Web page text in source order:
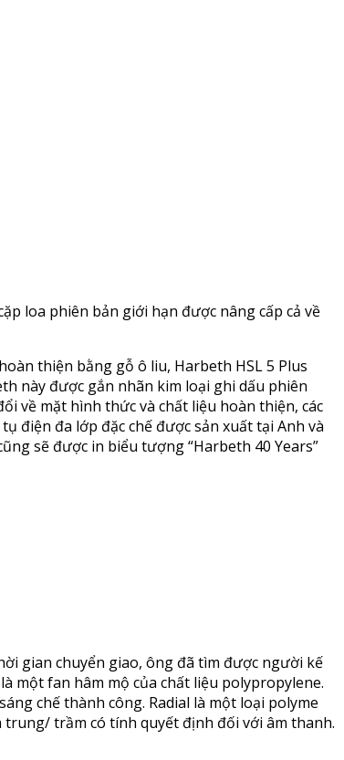
loa phiên bản giới hạn được nâng cấp cả về
thiện bằng gỗ ô liu, Harbeth HSL 5 Plus
này được gắn nhãn kim loại ghi dấu phiên
về mặt hình thức và chất liệu hoàn thiện, các
điện đa lớp đặc chế được sản xuất tại Anh và
sẽ được in biểu tượng “Harbeth 40 Years”
gian chuyển giao, ông đã tìm được người kế
một fan hâm mộ của chất liệu polypropylene.
chế thành công. Radial là một loại polyme
trung/ trầm có tính quyết định đối với âm thanh.